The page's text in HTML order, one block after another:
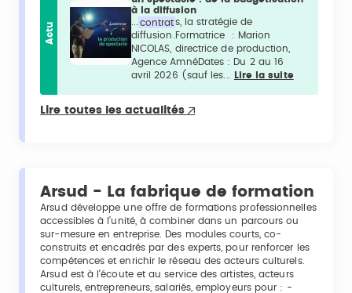
Actu
à la diffusion
... contrats, la stratégie de
diffusion.Formatrice : Marion
NICOLAS, directrice de production,
Agence AmnéDates : Du 2 au 16
avril 2026 (sauf les...
Lire la suite
Lire toutes les actualités
Arsud - La fabrique de formation
Arsud développe une offre de formations professionnelles
accessibles à l’unité, à combiner dans un parcours ou
sur-mesure en entreprise. Des modules courts, co-
construits et encadrés par des experts, pour renforcer les
compétences et enrichir le réseau des acteurs culturels.
Arsud est à l’écoute et au service des artistes, acteurs
culturels, entrepreneurs, salariés, employeurs pour : -